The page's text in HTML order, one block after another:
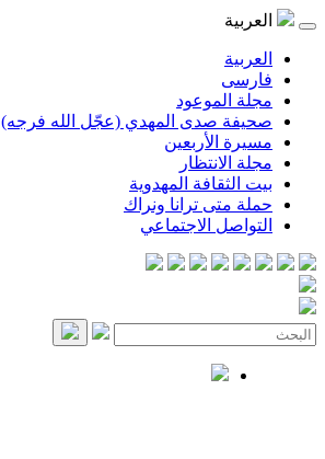
العربية
العربية
فارسی
مجلة الموعود
صحيفة صدى المهدي (عجّل الله فرجه)
مسيرة الأربعين
مجلة الانتظار
بيت الثقافة المهدوية
حملة متى ترانا ونراك
التواصل الاجتماعي